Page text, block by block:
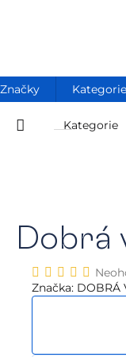
Značky Kategorie
DomůKategorie
Dobrá
Značka: DOBRÁ